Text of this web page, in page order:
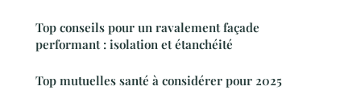
Top conseils pour un ravalement façade
performant : isolation et étanchéité
Top mutuelles santé à considérer pour 2025